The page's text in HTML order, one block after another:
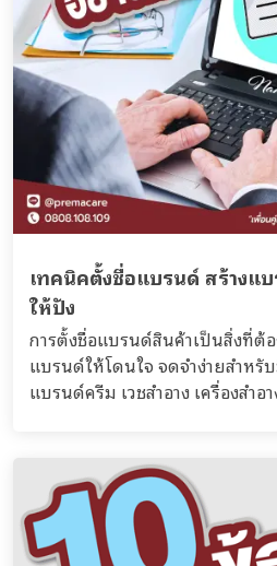
เทคนิคตั้งชื่อแบรนด์ สร้างแ
ให้ปัง
การตั้งชื่อแบรนด์สินค้าเป็นสิ่งที่ต้
แบรนด์ให้โดนใจ จดจำง่ายสำหรั
แบรนด์ครีม เวชสำอาง เครื่องสำอา